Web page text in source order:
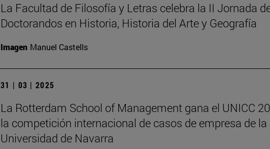
La Facultad de Filosofía y Letras celebra la II Jornada
Doctorandos en Historia, Historia del Arte y Geografía
Imagen Manuel Castells
31 | 03 | 2025
La Rotterdam School of Management gana el UNICC
la competición internacional de casos de empresa de la
Universidad de Navarra